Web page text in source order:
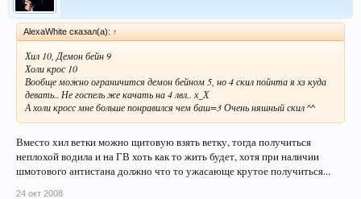
AlexaWhite сказал(а): ↑
Хил 10, Демон бейн 9
Холи крос 10
Вообще можно ограничится демон бейном 5, но 4 скил пойнта я хз куда
девать.. Не госпель же качать на 4 лвл.. х_Х
А холи кросс мне больше понравился чем баш=3 Очень няшный скил ^^
Вместо хил ветки можно щитовую взять ветку, тогда получиться
неплохой водила и на ГВ хоть как то жить будет, хотя при наличии
шмотового антистана должно что то ужасающе крутое получиться...
24 окт 2008